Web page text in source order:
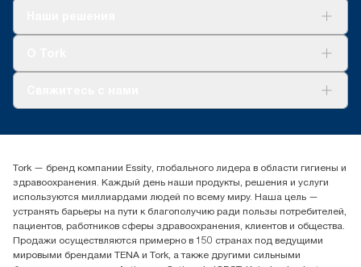
(+7) 777 779 0095
Контакты на рынках СНГ
ООО «Эссити», Представительство в Казахстане Пр.
Достык, 210, 2 блок, 3 этаж,
офис №32 050051, г.
Алматы, Казахстан
Tork — бренд компании Essity, глобального лидера в области гигиены и
здравоохранения. Каждый день наши продукты, решения и услуги
используются миллиардами людей по всему миру. Наша цель —
устранять барьеры на пути к благополучию ради пользы потребителей,
пациентов, работников сферы здравоохранения, клиентов и общества.
Продажи осуществляются примерно в 150 странах под ведущими
мировыми брендами TENA и Tork, а также другими сильными